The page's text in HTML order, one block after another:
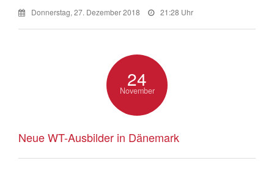
Donnerstag, 27. Dezember 2018 21:28 Uhr
24
November
Neue WT-Ausbilder in Dänemark